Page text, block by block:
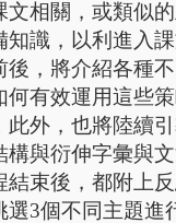
文相關，或類似
知識，以利進入
後，將介紹各種
何有效運用這些
此外，也將陸續
構與衍伸字彙與文
結束後，都附上
選3個不同主題進